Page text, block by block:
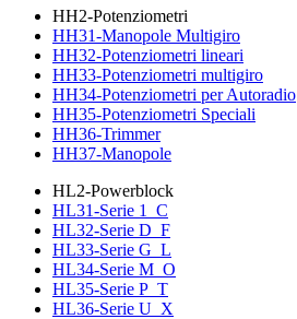
HH2-Potenziometri
HH31-Manopole Multigiro
HH32-Potenziometri lineari
HH33-Potenziometri multigiro
HH34-Potenziometri per Autoradio
HH35-Potenziometri Speciali
HH36-Trimmer
HH37-Manopole
HL2-Powerblock
HL31-Serie 1_C
HL32-Serie D_F
HL33-Serie G_L
HL34-Serie M_O
HL35-Serie P_T
HL36-Serie U_X